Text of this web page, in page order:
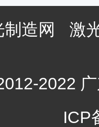
造网 激
2022
ICP